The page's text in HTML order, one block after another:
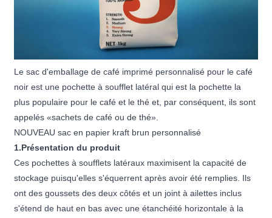
Le sac d'emballage de café imprimé personnalisé pour le café
noir est une pochette à soufflet latéral qui est la pochette la
plus populaire pour le café et le thé et, par conséquent, ils sont
appelés «sachets de café ou de thé».
NOUVEAU sac en papier kraft brun personnalisé
1.Présentation du produit
Ces pochettes à soufflets latéraux maximisent la capacité de
stockage puisqu'elles s'équerrent après avoir été remplies. Ils
ont des goussets des deux côtés et un joint à ailettes inclus
s'étend de haut en bas avec une étanchéité horizontale à la